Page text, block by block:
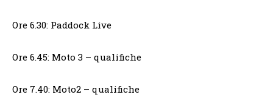
Ore 6.30: Paddock Live
Ore 6.45: Moto 3 – qualifiche
Ore 7.40: Moto2 – qualifiche